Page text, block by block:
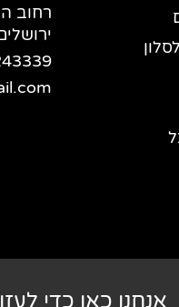
אנחנו כאן כדי